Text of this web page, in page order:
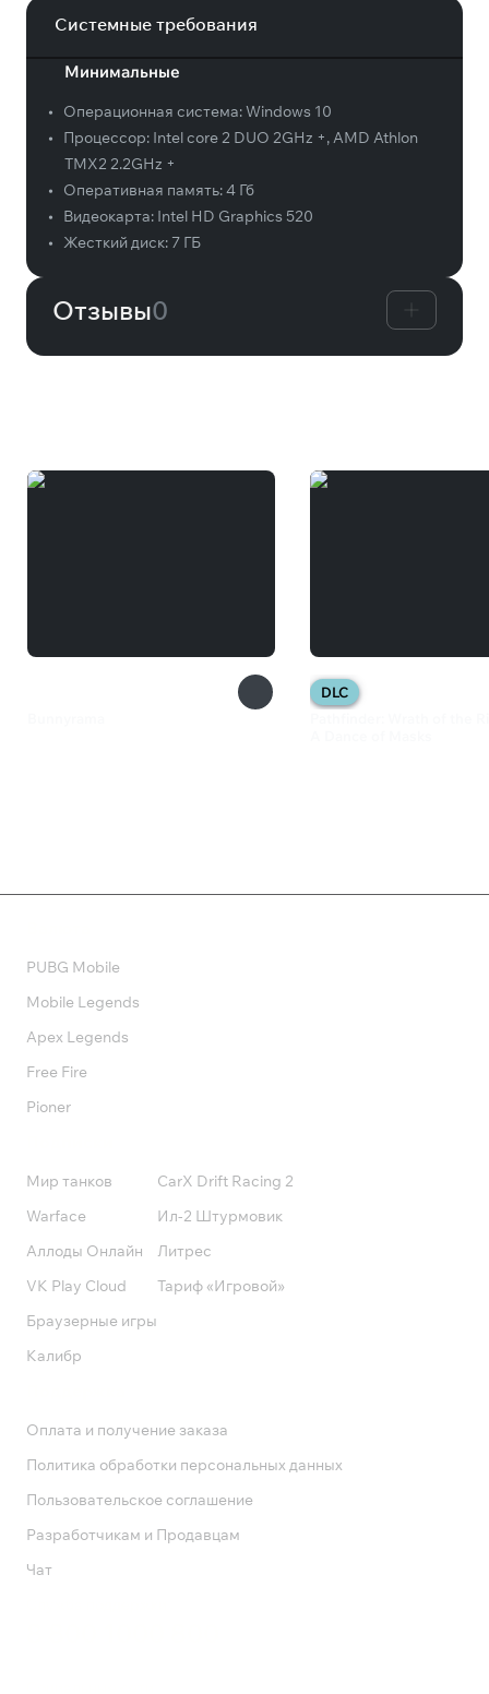
Системные требования
Минимальные
• Операционная система:Windows 10
•
Процессор: Intel core 2 DUO 2GHz +, AMD Athlon
TMX2 2.2GHz +
•
Оперативная память:4 Гб
•
Видеокарта: Intel HD Graphics 520
•
Жесткий диск: 7 ГБ
Отзывы0
DLC
PUBG Mobile
Mobile Legends
Apex Legends
Free Fire
Pioner
Мир танков
Warface
Аллоды Онлайн
VK Play Cloud
Браузерные игры
Калибр
CarX Drift Racing 2
Ил-2 Штурмовик
Литрес
Тариф «Игровой»
Оплата и получение заказа
Политика обработки персональных данных
Пользовательское соглашение
Разработчикам и Продавцам
Чат